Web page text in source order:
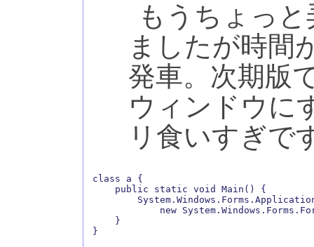
もうちょっ
ましたが時間
発車。次期版
ウィンドウに
リ食いすぎで
class a {
    public static void Main() {
new
    }